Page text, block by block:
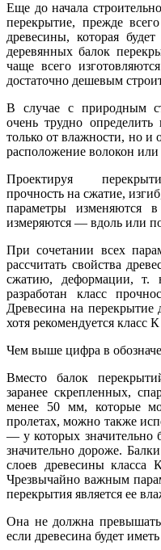
Еще до начала
перекрытие, прежде
древесины, которая будет
деревянных балок
чаще всего
достаточно дешевым
В случае с природным
очень трудно
только от влажности, но и
расположение волокон или
Проектируя
прочность на сжатие,
параметры изменяются
измеряются — вдоль или
При сочетании всех
рассчитать свойства
сжатию, деформации,
разработан класс
Древесина на
хотя рекомендуется класс
Чем выше цифра в
Вместо балок
заранее скрепленных,
менее 50 мм, которые
пролетах, можно также
— у которых значительно
значительно дороже.
слоев древесины класса
Чрезвычайно важным
перекрытия является ее
Она не должна превышать
если древесина будет